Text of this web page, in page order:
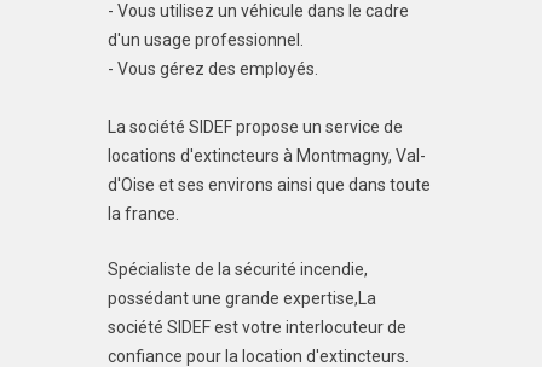
- Vous utilisez un véhicule dans le cadre
d'un usage professionnel.
- Vous gérez des employés.
La société SIDEF propose un service de
locations d'extincteurs à Montmagny, Val-
d'Oise et ses environs ainsi que dans toute
la france.
Spécialiste de la sécurité incendie,
possédant une grande expertise,La
société SIDEF est votre interlocuteur de
confiance pour la location d'extincteurs.